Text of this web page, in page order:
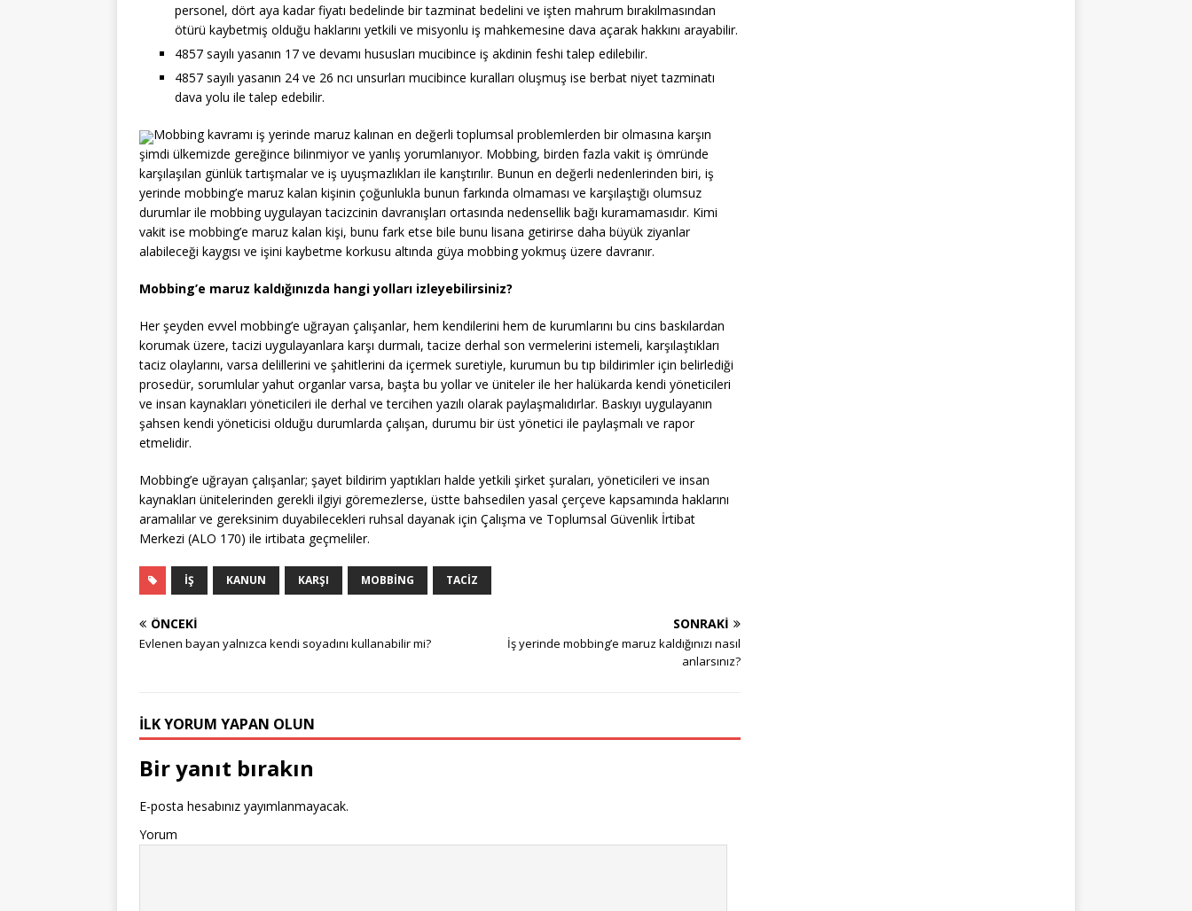
personel, dört aya kadar fiyatı bedelinde bir tazminat bedelini ve işten mahrum bırakılmasından
ötürü kaybetmiş olduğu haklarını yetkili ve misyonlu iş mahkemesine dava açarak hakkını arayabilir.
4857 sayılı yasanın 17 ve devamı hususları mucibince iş akdinin feshi talep edilebilir.
4857 sayılı yasanın 24 ve 26 ncı unsurları mucibince kuralları oluşmuş ise berbat niyet tazminatı
dava yolu ile talep edebilir.
Mobbing kavramı iş yerinde maruz kalınan en değerli toplumsal problemlerden bir olmasına karşın
şimdi ülkemizde gereğince bilinmiyor ve yanlış yorumlanıyor. Mobbing, birden fazla vakit iş ömründe
karşılaşılan günlük tartışmalar ve iş uyuşmazlıkları ile karıştırılır. Bunun en değerli nedenlerinden biri, iş
yerinde mobbing’e maruz kalan kişinin çoğunlukla bunun farkında olmaması ve karşılaştığı olumsuz
durumlar ile mobbing uygulayan tacizcinin davranışları ortasında nedensellik bağı kuramamasıdır. Kimi
vakit ise mobbing’e maruz kalan kişi, bunu fark etse bile bunu lisana getirirse daha büyük ziyanlar
alabileceği kaygısı ve işini kaybetme korkusu altında güya mobbing yokmuş üzere davranır.
Mobbing’e maruz kaldığınızda hangi yolları izleyebilirsiniz?
Her şeyden evvel mobbing’e uğrayan çalışanlar, hem kendilerini hem de kurumlarını bu cins baskılardan
korumak üzere, tacizi uygulayanlara karşı durmalı, tacize derhal son vermelerini istemeli, karşılaştıkları
taciz olaylarını, varsa delillerini ve şahitlerini da içermek suretiyle, kurumun bu tıp bildirimler için belirlediği
prosedür, sorumlular yahut organlar varsa, başta bu yollar ve üniteler ile her halükarda kendi yöneticileri
ve insan kaynakları yöneticileri ile derhal ve tercihen yazılı olarak paylaşmalıdırlar. Baskıyı uygulayanın
şahsen kendi yöneticisi olduğu durumlarda çalışan, durumu bir üst yönetici ile paylaşmalı ve rapor
etmelidir.
Mobbing’e uğrayan çalışanlar; şayet bildirim yaptıkları halde yetkili şirket şuraları, yöneticileri ve insan
kaynakları ünitelerinden gerekli ilgiyi göremezlerse, üstte bahsedilen yasal çerçeve kapsamında haklarını
aramalılar ve gereksinim duyabilecekleri ruhsal dayanak için Çalışma ve Toplumsal Güvenlik İrtibat
Merkezi (ALO 170) ile irtibata geçmeliler.
İŞ KANUN KARŞI MOBBING TACIZ
ÖNCEKI
Evlenen bayan yalnızca kendi soyadını kullanabilir mi?
SONRAKI
İş yerinde mobbing’e maruz kaldığınızı nasıl
anlarsınız?
İLK YORUM YAPAN OLUN
Bir yanıt bırakın
E-posta hesabınız yayımlanmayacak.
Yorum